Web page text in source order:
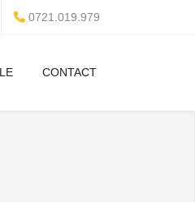
0721.019.979
CONTACT